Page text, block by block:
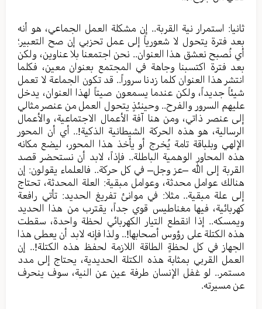
ثانيا: استمرار نية القربة.. إن مشكلة العمل الجماعي، هو أنه
بعد فترة يتحول لا شعورياً إلى عمل تحزبي إن صح التعبير؛
أي نُصبح نعشق هذا العنوان.. نحن اجتمعنا بلا عناوين، ولكن
بعد فترة اكتسبنا وجاهة في المجتمع بعنوان معين، فكلما
انتشر هذا العنوان كلما زدنا سروراً.. قد تكون الجماعة لا تعمل
شيئاً جديداً، ولكن عندما يسمعون صيتاً لهذا العنوان، يدخل
عليهم السرور والفرح.. وحينئذٍ يتحول العمل من عنصر مثالي
إلى عنصر ذاتي، ومن هنا آفة الأعمال الاجتماعية، والأعمال
الرسالية، هو هذه الحركة الشيطانية الذكية!.. أي أن المحور
الإلهي وبلباقة تامة يُخرج أو يأخذ هذا المحور، ليضع مكانه
هذه المحاور الوهمية الباطلة.. فإذاً، لابد أن نستحضر قصد
القربة إلى الله –عز وجل– في كل حركة.. فالعلماء يقولون: إن
هنالك عوامل محدثة، وعوامل مبقية: العلة المحدثة، تحتاج
إلى علة مبقية.. مثلا: في موانئ تفريغ الحديد: تأتي رافعة
كهربائية، فيها مغناطيس قوي جداً، يقترب من هذا الحديد
ويمسكه.. إذا انقطع التيار الكهربائي لحظة واحدة، سقطت
هذه الكتلة على رؤوس أصحابها!.. ولذا فإنه لابد أن يعطى هذا
الجهاز في كل لحظةٍ الطاقة اللازمة لحفظ هذه الكتلة!.. إن
العمل القربي بمثابة هذه الكتلة الحديدية، يحتاج إلى مدد
مستمر.. لو غفل الإنسان طرفة عين عن النية، سوف ينحرف
عن مسيرته.